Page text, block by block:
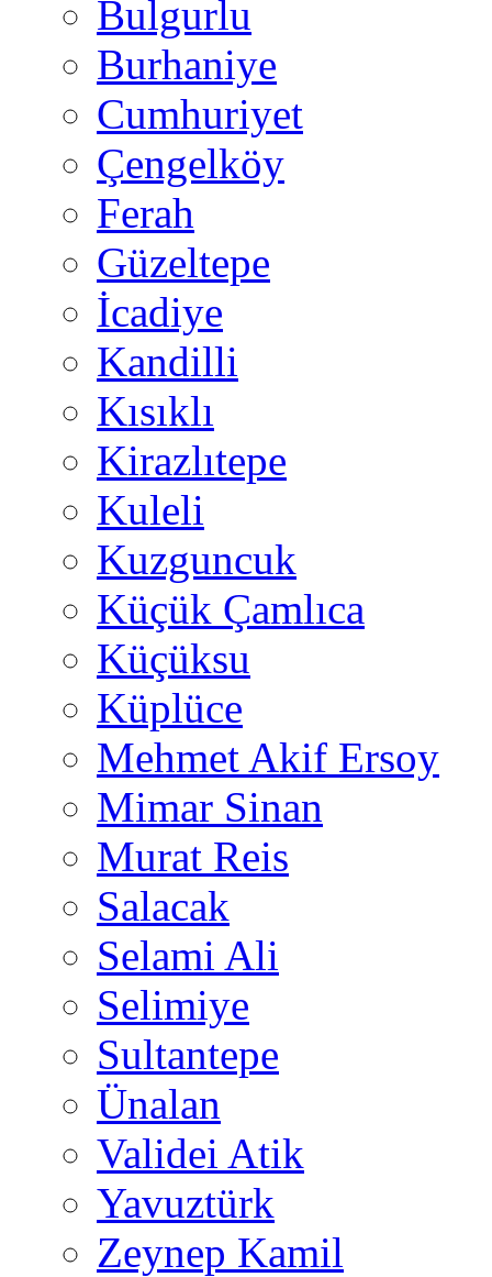
Bulgurlu
Burhaniye
Cumhuriyet
Çengelköy
Ferah
Güzeltepe
İcadiye
Kandilli
Kısıklı
Kirazlıtepe
Kuleli
Kuzguncuk
Küçük Çamlıca
Küçüksu
Küplüce
Mehmet Akif Ersoy
Mimar Sinan
Murat Reis
Salacak
Selami Ali
Selimiye
Sultantepe
Ünalan
Validei Atik
Yavuztürk
Zeynep Kamil